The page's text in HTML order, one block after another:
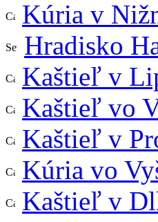
Kúria v
Hradisko
Kaštieľ v
Kaštieľ vo
Kaštieľ v
Kúria vo
Kaštieľ v